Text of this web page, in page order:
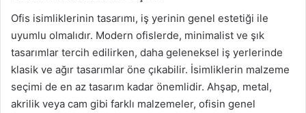
Ofis isimliklerinin tasarımı, iş yerinin genel estetiği ile
uyumlu olmalıdır. Modern ofislerde, minimalist ve şık
tasarımlar tercih edilirken, daha geleneksel iş yerlerinde
klasik ve ağır tasarımlar öne çıkabilir. İsimliklerin malzeme
seçimi de en az tasarım kadar önemlidir. Ahşap, metal,
akrilik veya cam gibi farklı malzemeler, ofisin genel